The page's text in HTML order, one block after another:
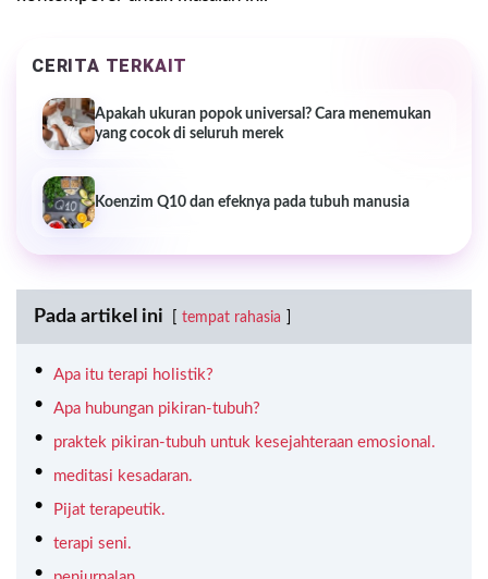
CERITA TERKAIT
Apakah ukuran popok universal? Cara menemukan
yang cocok di seluruh merek
Koenzim Q10 dan efeknya pada tubuh manusia
Pada artikel ini tempat rahasia
Apa itu terapi holistik?
Apa hubungan pikiran-tubuh?
praktek pikiran-tubuh untuk kesejahteraan emosional.
meditasi kesadaran.
Pijat terapeutik.
terapi seni.